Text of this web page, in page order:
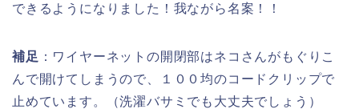
できるようになりました！我ながら名案！！
補足 ：ワイヤーネットの開閉部はネコさんがもぐりこ
んで開けてしまうので、１００均のコードクリップで
止めています。（洗濯バサミでも大丈夫でしょう）